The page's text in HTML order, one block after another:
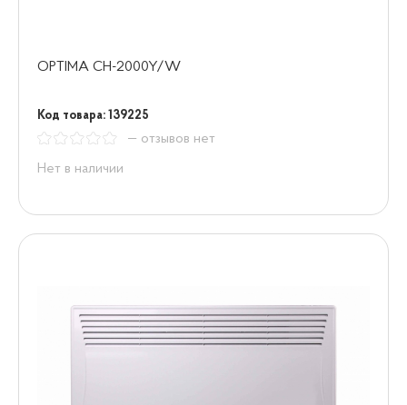
OPTIMA CH-2000Y/W
Код товара: 139225
— отзывов нет
Нет в наличии